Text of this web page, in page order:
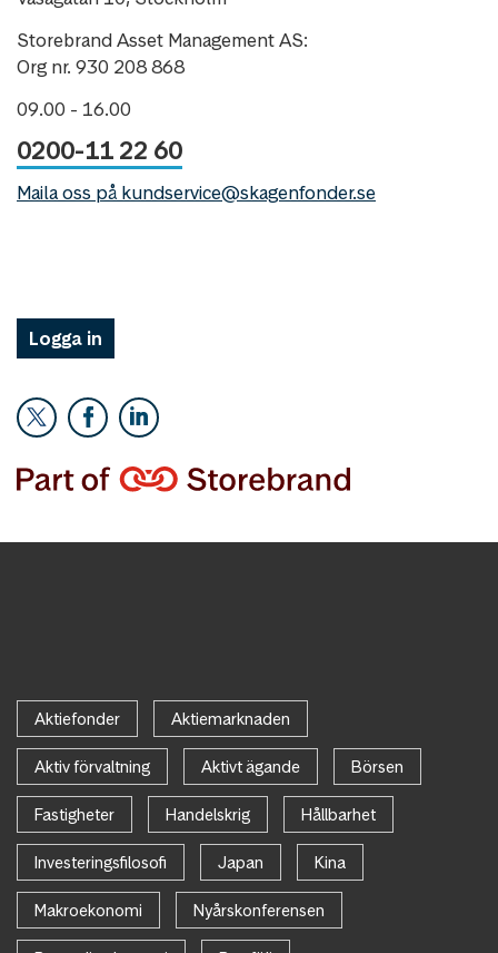
Storebrand Asset Management AS:
Org nr. 930 208 868
09.00 - 16.00
0200-11 22 60
Maila oss på kundservice@skagenfonder.se
Logga in
Aktiefonder Aktiemarknaden
Aktiv förvaltning Aktivt ägande Börsen
Fastigheter Handelskrig Hållbarhet
Investeringsfilosofi Japan Kina
Makroekonomi Nyårskonferensen